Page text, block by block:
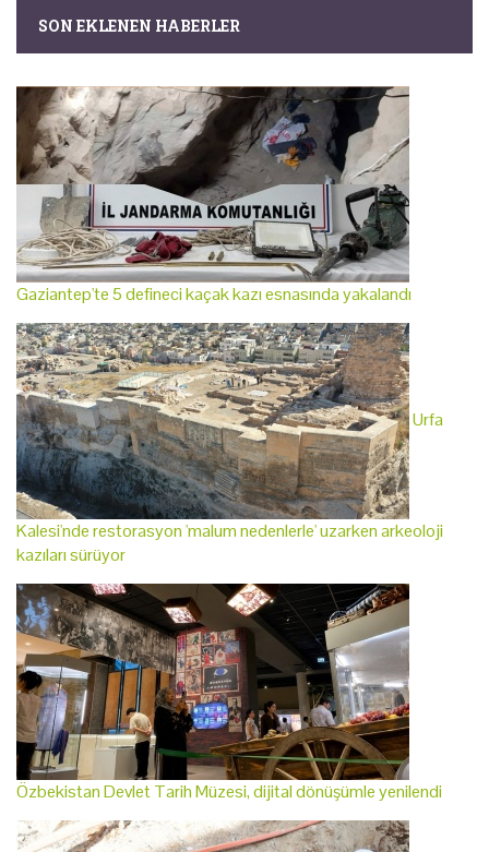
SON EKLENEN HABERLER
Gaziantep'te 5 defineci kaçak kazı esnasında yakalandı
Urfa
Kalesi'nde restorasyon 'malum nedenlerle' uzarken arkeoloji
kazıları sürüyor
Özbekistan Devlet Tarih Müzesi, dijital dönüşümle yenilendi